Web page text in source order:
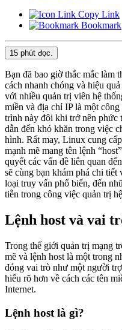
Copy Link
Bookmark
15 phút đọc.
Bạn đã bao giờ thắc mắc làm
cách nhanh chóng và hiệu
với nhiều quản trị viên hệ
miền và địa chỉ IP là một
trình này đôi khi trở nên phức
dẫn đến khó khăn trong việc
hình. Rất may, Linux cung
mạnh mẽ mang tên lệnh
quyết các vấn đề liên quan
sẽ cùng bạn khám phá chi tiết
loại truy vấn phổ biến, đến
tiễn trong công việc quản trị
Lệnh host và vai
Trong thế giới quản trị mạng
mẽ và lệnh host là một trong
đóng vai trò như một người
hiểu rõ hơn về cách các tên
Internet.
Lệnh host là gì?